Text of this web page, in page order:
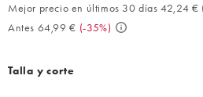
Mejor precio en últimos 30 días 42,24 €
Antes 64,99 € (-35%)
Talla y corte